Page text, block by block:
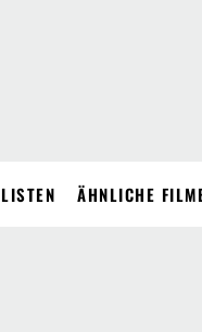
LISTEN ÄHNLICHE